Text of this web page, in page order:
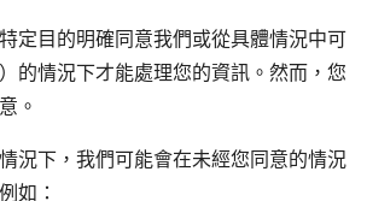
定目的明確同意我們或從具體情況中可
的情況下才能處理您的資訊。然而，您
。
況下，我們可能會在未經您同意的情況
如：